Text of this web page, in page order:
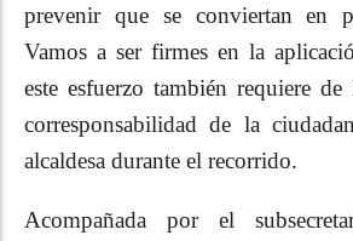
prevenir que se conviertan en
Vamos a ser firmes en la
este esfuerzo también requiere
corresponsabilidad de la
alcaldesa durante el recorrido.
Acompañada por el